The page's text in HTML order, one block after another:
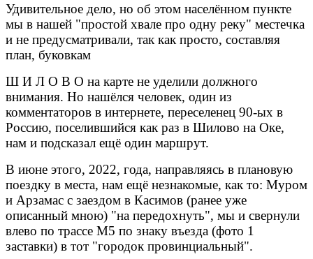
Удивительное дело, но об этом населённом пункте
мы в нашей "простой хвале про одну реку" местечка
и не предусматривали, так как просто, составляя
план, буковкам
Ш И Л О В О на карте не уделили должного
внимания. Но нашёлся человек, один из
комментаторов в интернете, переселенец 90-ых в
Россию, поселившийся как раз в Шилово на Оке,
нам и подсказал ещё один маршрут.
В июне этого, 2022, года, направляясь в плановую
поездку в места, нам ещё незнакомые, как то: Муром
и Арзамас с заездом в Касимов (ранее уже
описанный мною) "на передохнуть", мы и свернули
влево по трассе М5 по знаку въезда (фото 1
заставки) в тот "городок провинциальный".